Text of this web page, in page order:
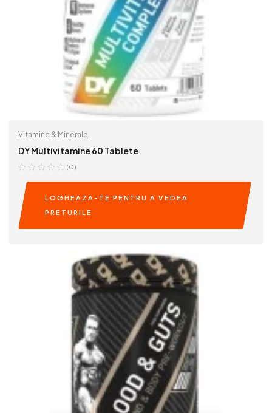
Vitamine & Minerale
DY Multivitamine 60 Tablete
(0)
LOGHEAZA-TE PENTRU A VEDEA
PRETURILE
READ MORE